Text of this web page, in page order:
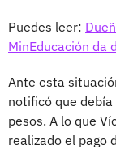
Puedes leer:
MinEducación da
Ante esta
notificó que
pesos. A lo que
realizado el pago